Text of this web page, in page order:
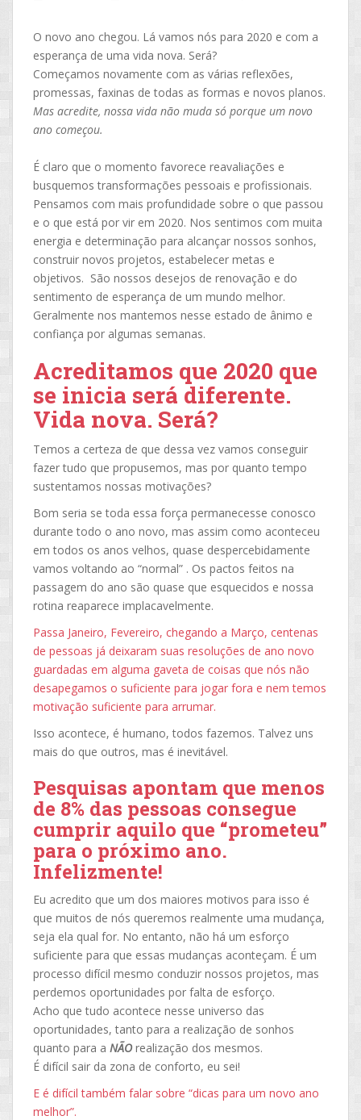
O novo ano chegou. Lá vamos nós para 2020 e com a
esperança de uma vida nova. Será?
Começamos novamente com as várias reflexões,
promessas, faxinas de todas as formas e novos planos.
Mas acredite, nossa vida não muda só porque um novo
ano começou.
É claro que o momento favorece reavaliações e
busquemos transformações pessoais e profissionais.
Pensamos com mais profundidade sobre o que passou
e o que está por vir em 2020. Nos sentimos com muita
energia e determinação para alcançar nossos sonhos,
construir novos projetos, estabelecer metas e
objetivos. São nossos desejos de renovação e do
sentimento de esperança de um mundo melhor.
Geralmente nos mantemos nesse estado de ânimo e
confiança por algumas semanas.
Acreditamos que 2020 que
se inicia será diferente.
Vida nova. Será?
Temos a certeza de que dessa vez vamos conseguir
fazer tudo que propusemos, mas por quanto tempo
sustentamos nossas motivações?
Bom seria se toda essa força permanecesse conosco
durante todo o ano novo, mas assim como aconteceu
em todos os anos velhos, quase despercebidamente
vamos voltando ao “normal” . Os pactos feitos na
passagem do ano são quase que esquecidos e nossa
rotina reaparece implacavelmente.
Passa Janeiro, Fevereiro, chegando a Março, centenas
de pessoas já deixaram suas resoluções de ano novo
guardadas em alguma gaveta de coisas que nós não
desapegamos o suficiente para jogar fora e nem temos
motivação suficiente para arrumar.
Isso acontece, é humano, todos fazemos. Talvez uns
mais do que outros, mas é inevitável.
Pesquisas apontam que menos
de 8% das pessoas consegue
cumprir aquilo que “prometeu”
para o próximo ano.
Infelizmente!
Eu acredito que um dos maiores motivos para isso é
que muitos de nós queremos realmente uma mudança,
seja ela qual for. No entanto, não há um esforço
suficiente para que essas mudanças aconteçam. É um
processo difícil mesmo conduzir nossos projetos, mas
perdemos oportunidades por falta de esforço.
Acho que tudo acontece nesse universo das
oportunidades, tanto para a realização de sonhos
quanto para a NÃO realização dos mesmos.
É difícil sair da zona de conforto, eu sei!
E é difícil também falar sobre “dicas para um novo ano
melhor”.